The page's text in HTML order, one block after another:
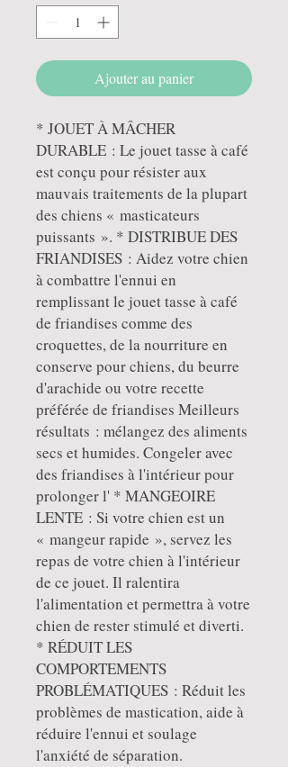
Ajouter au panier
* JOUET À MÂCHER
DURABLE : Le jouet tasse à café
est conçu pour résister aux
mauvais traitements de la plupart
des chiens « masticateurs
puissants ». * DISTRIBUE DES
FRIANDISES : Aidez votre chien
à combattre l'ennui en
remplissant le jouet tasse à café
de friandises comme des
croquettes, de la nourriture en
conserve pour chiens, du beurre
d'arachide ou votre recette
préférée de friandises Meilleurs
résultats : mélangez des aliments
secs et humides. Congeler avec
des friandises à l'intérieur pour
prolonger l' * MANGEOIRE
LENTE : Si votre chien est un
« mangeur rapide », servez les
repas de votre chien à l'intérieur
de ce jouet. Il ralentira
l'alimentation et permettra à votre
chien de rester stimulé et diverti.
* RÉDUIT LES
COMPORTEMENTS
PROBLÉMATIQUES : Réduit les
problèmes de mastication, aide à
réduire l'ennui et soulage
l'anxiété de séparation.